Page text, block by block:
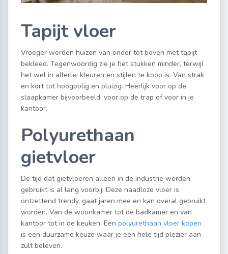
Tapijt vloer
Vroeger werden huizen van onder tot boven met tapijt
bekleed. Tegenwoordig zie je het stukken minder, terwijl
het wel in allerlei kleuren en stijlen te koop is. Van strak
en kort tot hoogpolig en pluizig. Heerlijk voor op de
slaapkamer bijvoorbeeld, voor op de trap of voor in je
kantoor.
Polyurethaan
gietvloer
De tijd dat gietvloeren alleen in de industrie werden
gebruikt is al lang voorbij. Deze naadloze vloer is
ontzettend trendy, gaat jaren mee en kan overal gebruikt
worden. Van de woonkamer tot de badkamer en van
kantoor tot in de keuken. Een polyurethaan vloer kopen
is een duurzame keuze waar je een hele tijd plezier aan
zult beleven.